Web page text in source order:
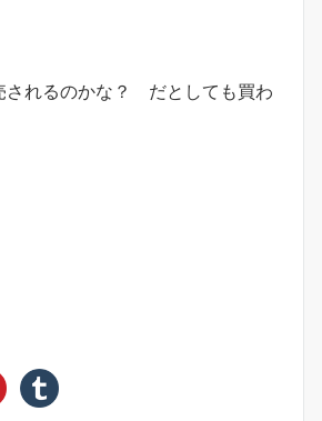
されるのかな？ だとしても買わ